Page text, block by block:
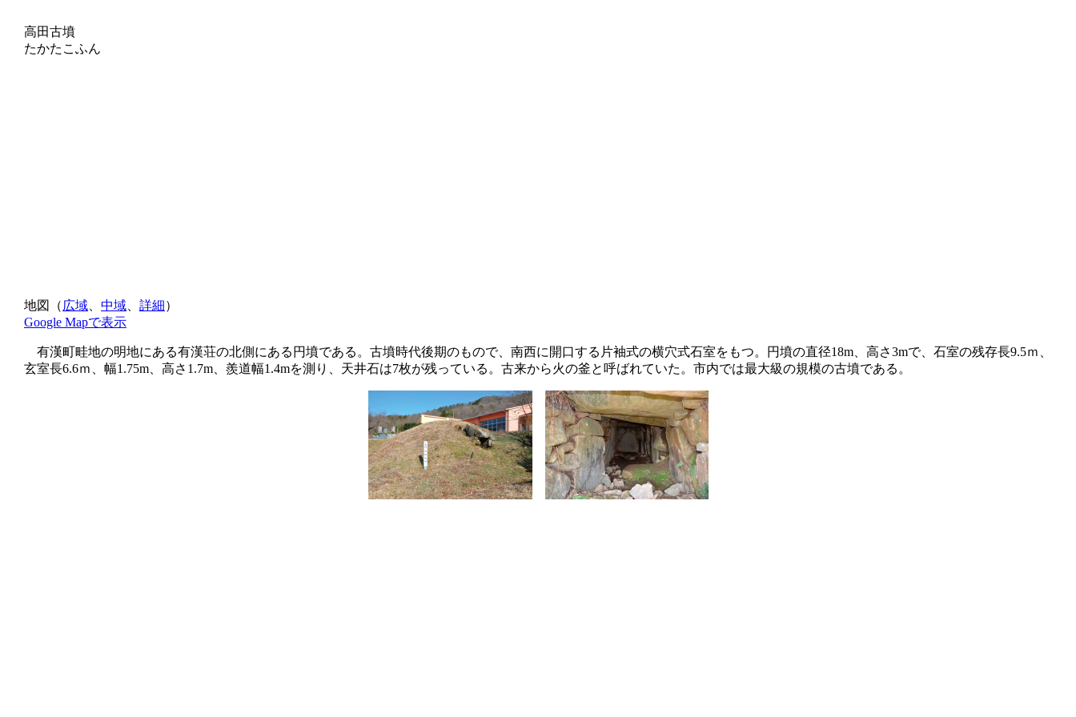
高田古墳
たかたこふん
地図（ 広域 中域 詳細）
Google Mapで表示
有漢町畦地の明地にある有漢荘の北側にある円墳である。古墳時代後期のもので、南西に開口する片袖式の横穴式石室をもつ。円墳の直径18m、高さ3mで、石室の残存長9.5ｍ、
玄室長6.6ｍ、幅1.75m、高さ1.7m、羨道幅1.4mを測り、天井石は7枚が残っている。古来から火の釜と呼ばれていた。市内では最大級の規模の古墳である。